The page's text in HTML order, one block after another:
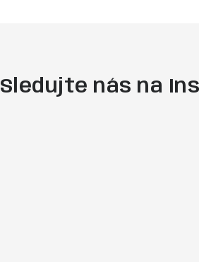
Sledujte nás na